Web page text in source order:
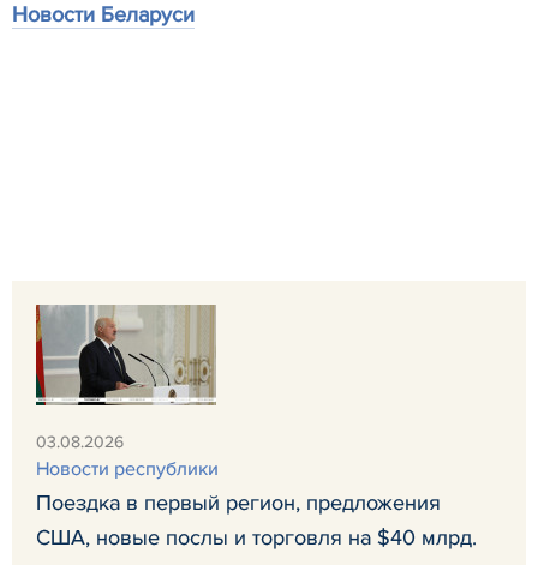
Новости Беларуси
03.08.2026
Новости республики
Поездка в первый регион, предложения
США, новые послы и торговля на $40 млрд.